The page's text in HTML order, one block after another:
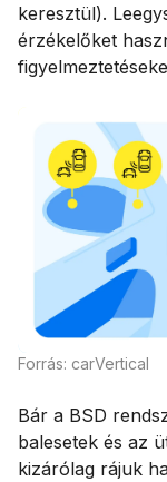
keresztül).
érzékelőket
Forrás: carVertical
Bár a BSD
balesetek és az
kizárólag rájuk